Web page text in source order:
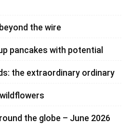
the wire
pancakes with potential
the extraordinary ordinary
the globe – June 2026